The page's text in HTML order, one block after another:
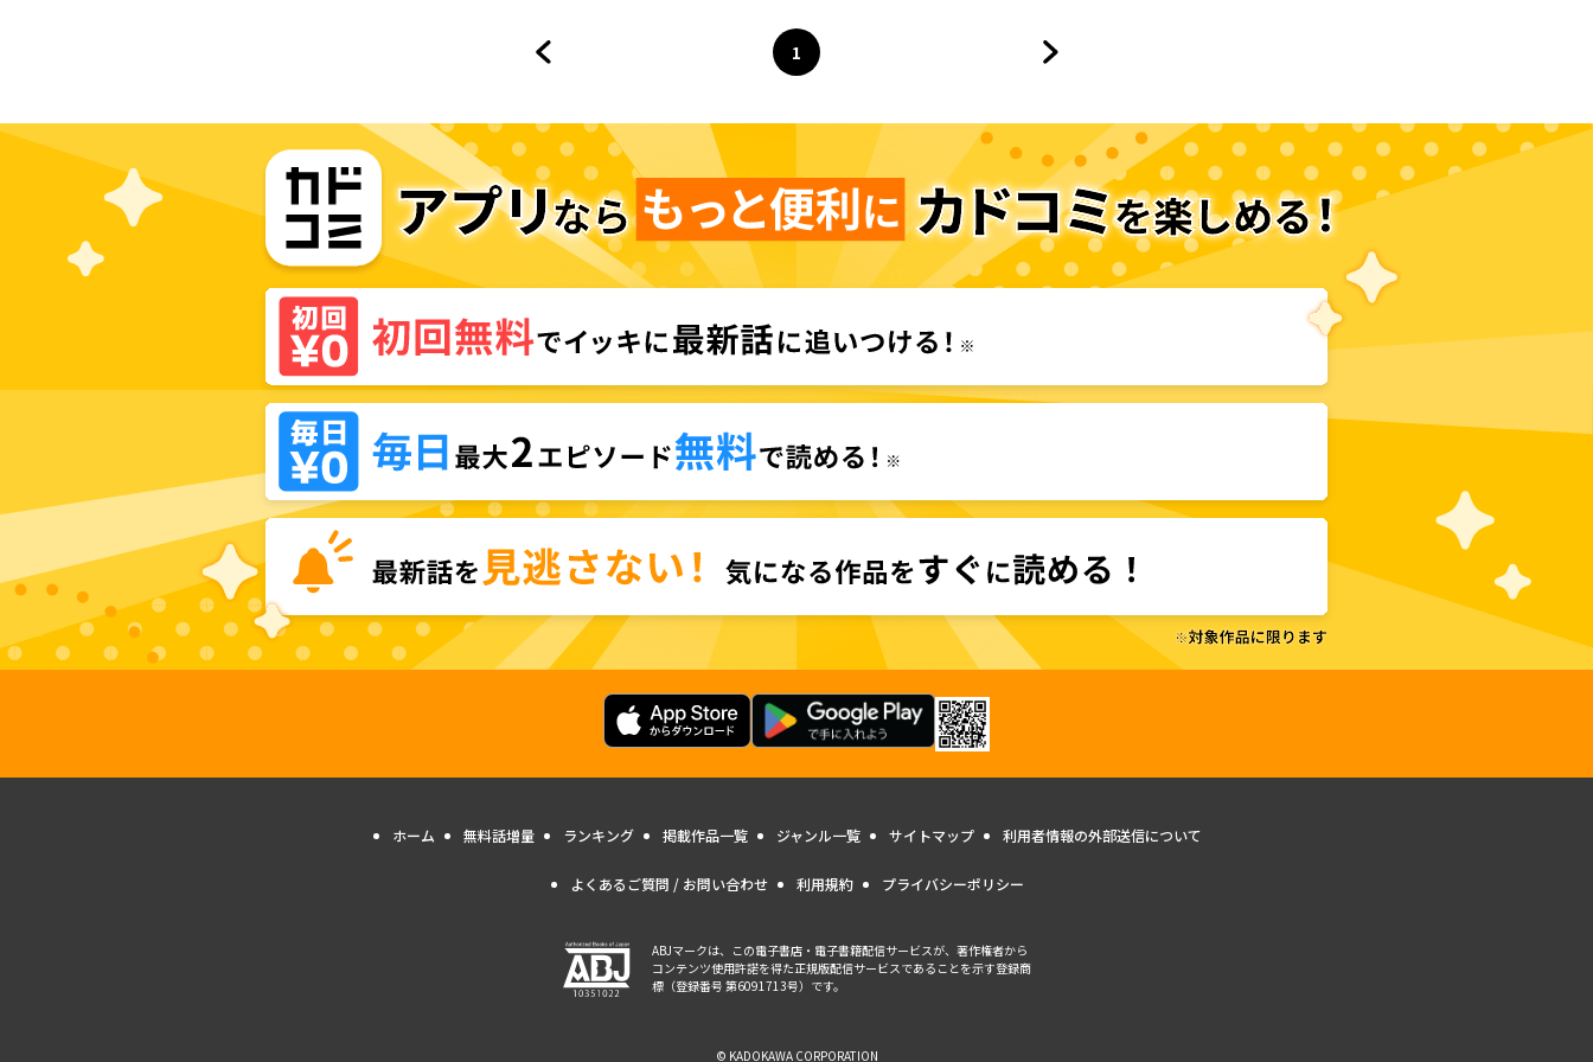
ページ
1
へ
ホーム 無料話増量 ランキング 掲載作品一覧 ジャンル一覧 サイトマップ 利用者情報の外部送信について
よくあるご質問 / お問い合わせ 利用規約 プライバシーポリシー
ABJマークは、この電子書店・電子書籍配信サービスが、著作権者から
コンテンツ使用許諾を得た正規版配信サービスであることを示す登録商
標（登録番号 第6091713号）です。
© KADOKAWA CORPORATION